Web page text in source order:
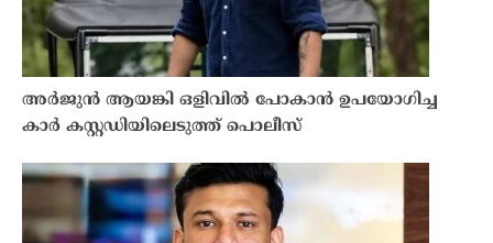
അർജുൻ ആയങ്കി ഒളിവിൽ പോകാൻ ഉപയോഗിച്ച
കാർ കസ്റ്റഡിയിലെടുത്ത് പൊലീസ്